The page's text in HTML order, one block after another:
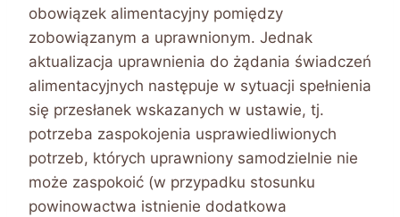
obowiązek alimentacyjny pomiędzy
zobowiązanym a uprawnionym. Jednak
aktualizacja uprawnienia do żądania świadczeń
alimentacyjnych następuje w sytuacji spełnienia
się przesłanek wskazanych w ustawie, tj.
potrzeba zaspokojenia usprawiedliwionych
potrzeb, których uprawniony samodzielnie nie
może zaspokoić (w przypadku stosunku
powinowactwa istnienie dodatkowa